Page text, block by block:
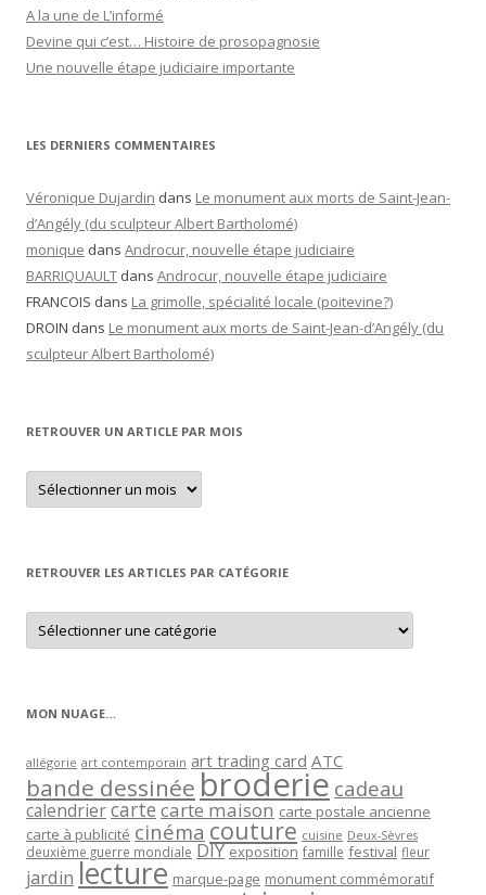
A la une de L’informé
Devine qui c’est… Histoire de prosopagnosie
Une nouvelle étape judiciaire importante
LES DERNIERS COMMENTAIRES
Véronique Dujardin dans Le monument aux morts de Saint-Jean-
d’Angély (du sculpteur Albert Bartholomé)
monique dans Androcur, nouvelle étape judiciaire
BARRIQUAULT dans Androcur, nouvelle étape judiciaire
FRANCOIS dans La grimolle, spécialité locale (poitevine?)
DROIN dans Le monument aux morts de Saint-Jean-d’Angély (du
sculpteur Albert Bartholomé)
RETROUVER UN ARTICLE PAR MOIS
Retrouver
un
article
RETROUVER LES ARTICLES PAR CATÉGORIE
Retrouver
les
articles
MON NUAGE…
allégorie art contemporain art trading card ATC
bande dessinéebroderie cadeau
calendriercartecarte maison carte postale ancienne
carte à publicité cinéma couture cuisine Deux-Sèvres
deuxième guerre mondiale DIY exposition famille festival fleur
jardin lecture marque-page monument commémoratif